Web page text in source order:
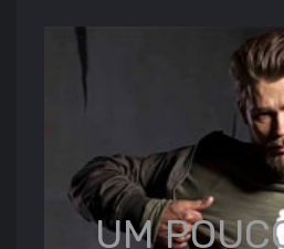
UM